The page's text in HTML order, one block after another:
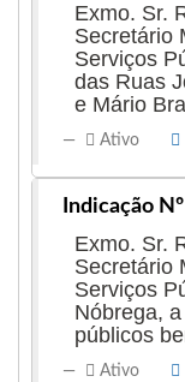
Exmo. Sr.
Secretário
Serviços
das Ruas
e Mário
Ativo
Indicação
Exmo. Sr.
Secretário
Serviços
Nóbrega,
públicos
Ativo